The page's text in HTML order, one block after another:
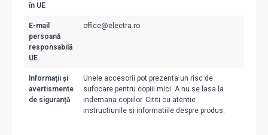
în UE
E-mail
persoană
responsabilă
UE
office@electra.ro
Informații și
avertismente
de siguranță
Unele accesorii pot prezenta un risc de
sufocare pentru copiii mici. A nu se lasa la
indemana copiilor. Cititi cu atentie
instructiunile si informatiile despre produs.